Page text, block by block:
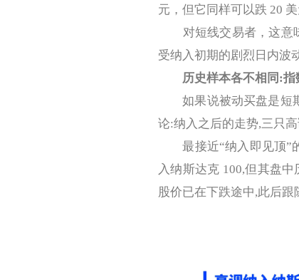
元，但它同样可以跌 20 美
对短线交易者，这意味
受纳入初期的剧烈日内波
历史样本各不相同:
如果说被动买盘是短期
论:纳入之后的走势,三只高
最接近“纳入即见顶”的
入纳斯达克 100,但其盘
股价已在下跌途中,此后跟